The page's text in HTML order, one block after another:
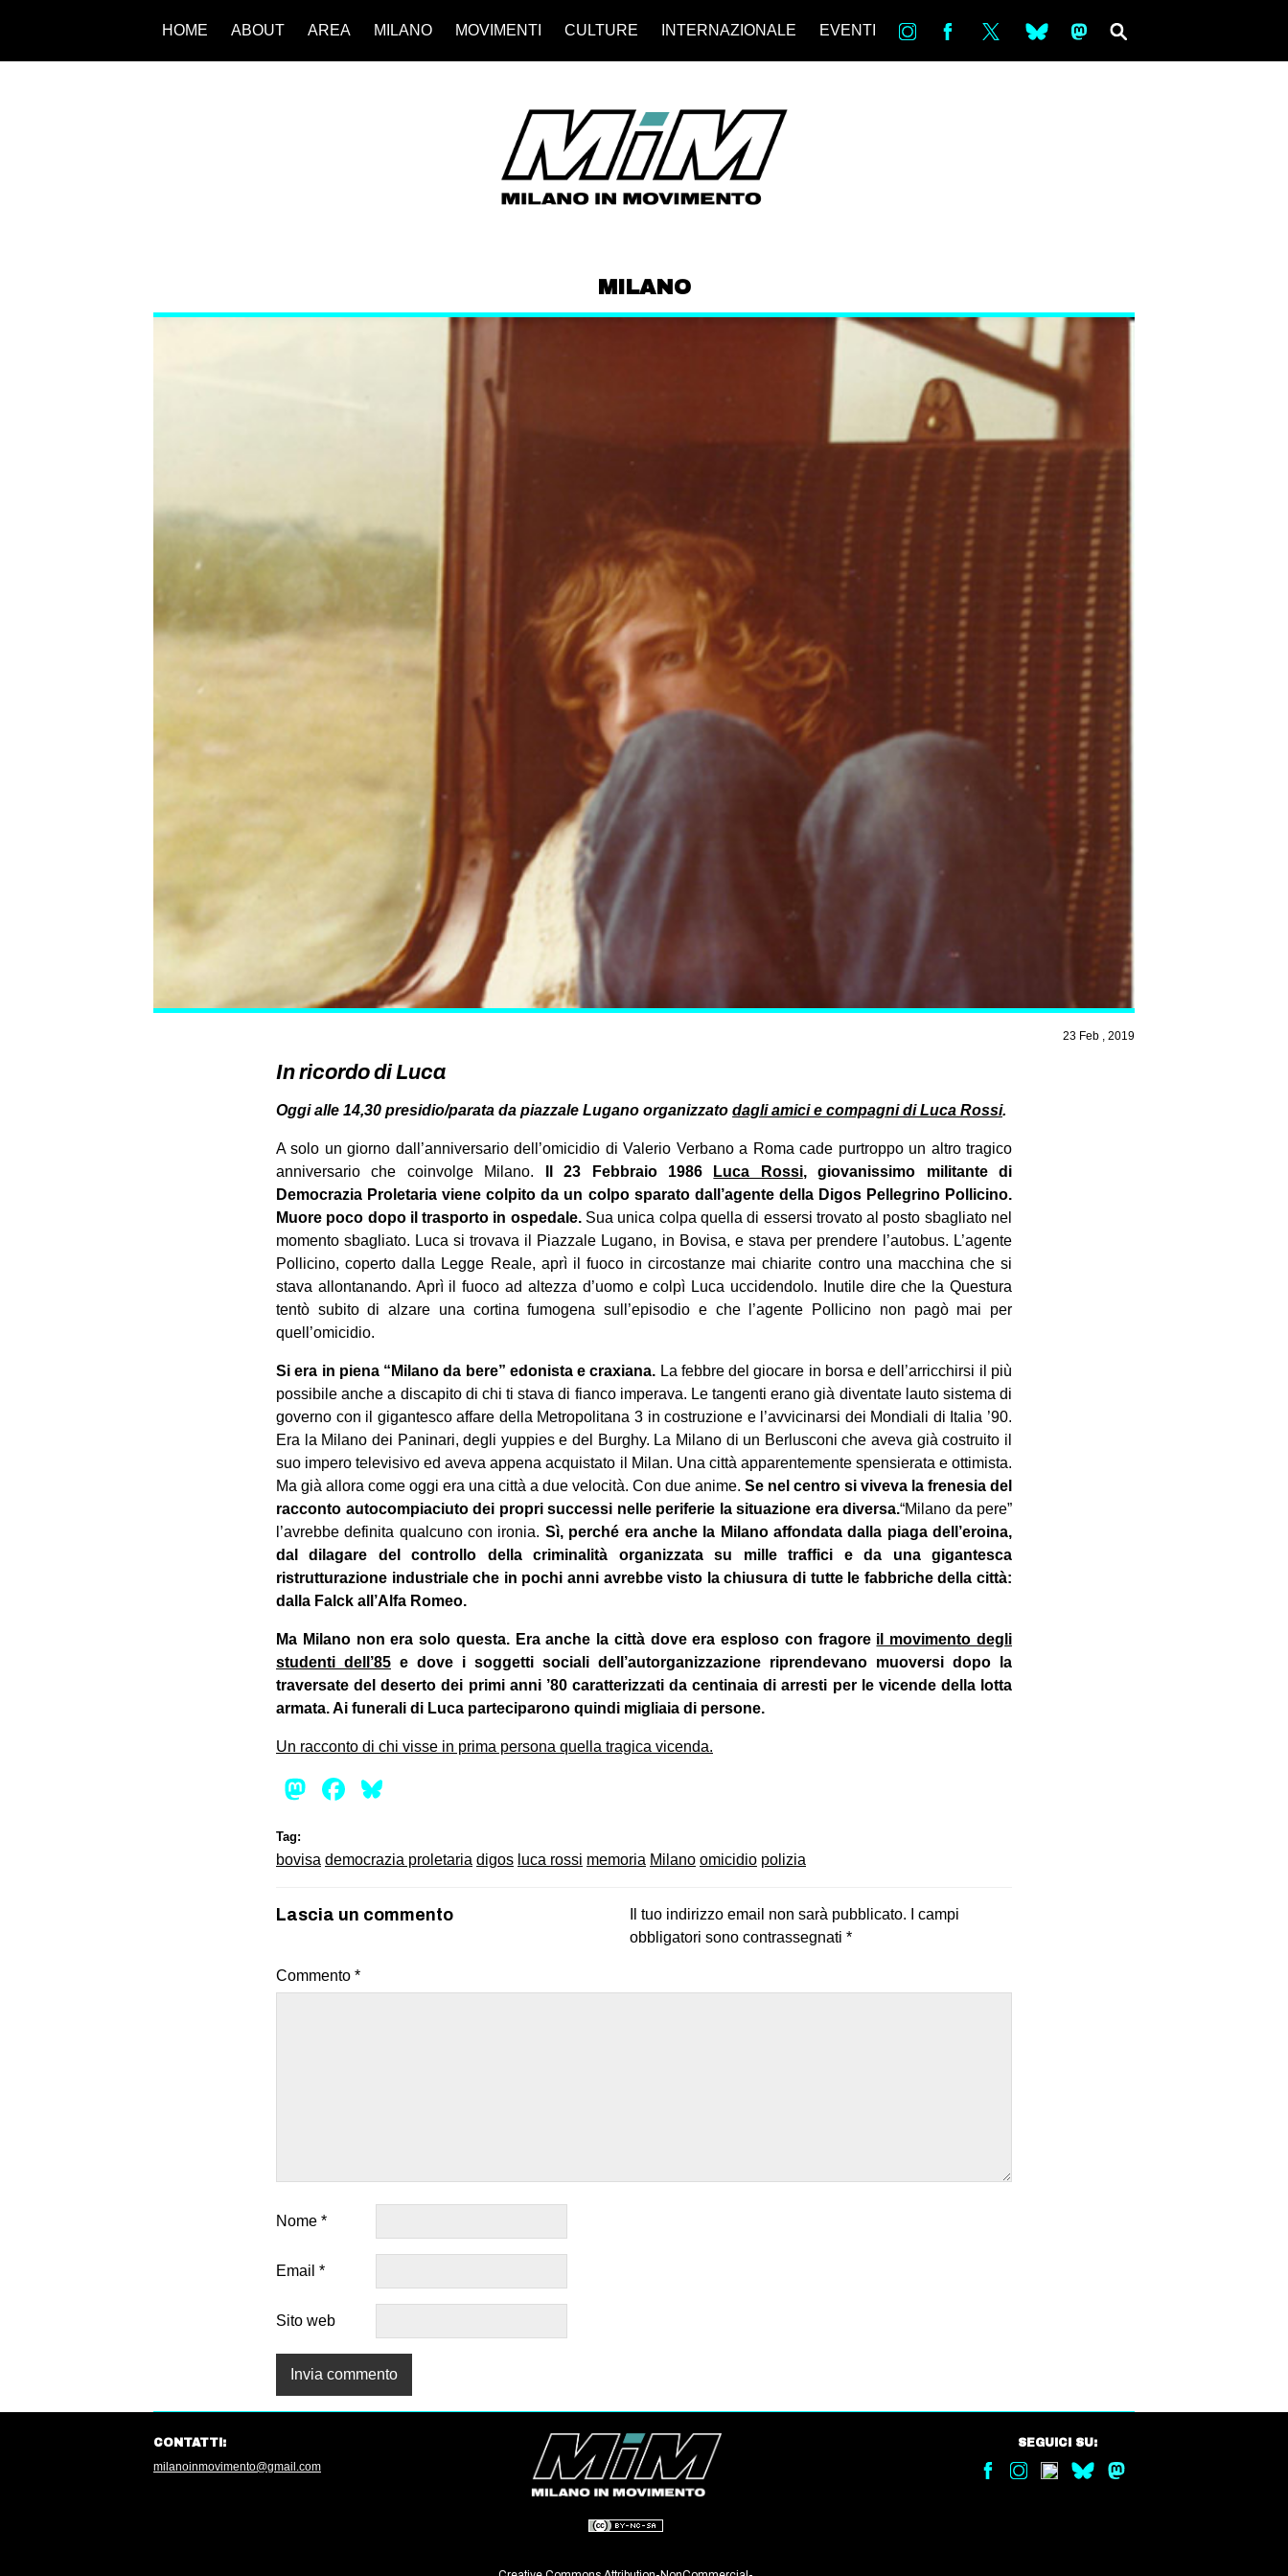
HOME ABOUT AREA MILANO MOVIMENTI CULTURE INTERNAZIONALE EVENTI in bsky ms
MILANO
23 Feb , 2019
In ricordo di Luca
Oggi alle 14,30 presidio/parata da piazzale Lugano organizzato dagli amici e compagni di Luca Rossi.
A solo un giorno dall’anniversario dell’omicidio di Valerio Verbano a Roma cade purtroppo un altro tragico
anniversario che coinvolge Milano. Il 23 Febbraio 1986 Luca Rossi, giovanissimo militante di
Democrazia Proletaria viene colpito da un colpo sparato dall’agente della Digos Pellegrino Pollicino.
Muore poco dopo il trasporto in ospedale. Sua unica colpa quella di essersi trovato al posto sbagliato nel
momento sbagliato. Luca si trovava il Piazzale Lugano, in Bovisa, e stava per prendere l’autobus. L’agente
Pollicino, coperto dalla Legge Reale, aprì il fuoco in circostanze mai chiarite contro una macchina che si
stava allontanando. Aprì il fuoco ad altezza d’uomo e colpì Luca uccidendolo. Inutile dire che la Questura
tentò subito di alzare una cortina fumogena sull’episodio e che l’agente Pollicino non pagò mai per
quell’omicidio.
Si era in piena “Milano da bere” edonista e craxiana. La febbre del giocare in borsa e dell’arricchirsi il più
possibile anche a discapito di chi ti stava di fianco imperava. Le tangenti erano già diventate lauto sistema di
governo con il gigantesco affare della Metropolitana 3 in costruzione e l’avvicinarsi dei Mondiali di Italia ’90.
Era la Milano dei Paninari, degli yuppies e del Burghy. La Milano di un Berlusconi che aveva già costruito il
suo impero televisivo ed aveva appena acquistato il Milan. Una città apparentemente spensierata e ottimista.
Ma già allora come oggi era una città a due velocità. Con due anime. Se nel centro si viveva la frenesia del
racconto autocompiaciuto dei propri successi nelle periferie la situazione era diversa.“Milano da pere”
l’avrebbe definita qualcuno con ironia. Sì, perché era anche la Milano affondata dalla piaga dell’eroina,
dal dilagare del controllo della criminalità organizzata su mille traffici e da una gigantesca
ristrutturazione industriale che in pochi anni avrebbe visto la chiusura di tutte le fabbriche della città:
dalla Falck all’Alfa Romeo.
Ma Milano non era solo questa. Era anche la città dove era esploso con fragore il movimento degli
studenti dell’85 e dove i soggetti sociali dell’autorganizzazione riprendevano muoversi dopo la
traversate del deserto dei primi anni ’80 caratterizzati da centinaia di arresti per le vicende della lotta
armata. Ai funerali di Luca parteciparono quindi migliaia di persone.
Un racconto di chi visse in prima persona quella tragica vicenda.
Mastodon
Facebook
Tag:
bovisa democrazia proletaria digos luca rossi memoria Milano omicidio polizia
Lascia un commento Il tuo indirizzo email non sarà pubblicato.
I campi
obbligatori sono contrassegnati *
Commento *
Nome *
Email *
Sito web
CONTATTI:
milanoinmovimento@gmail.com
SEGUICI SU: